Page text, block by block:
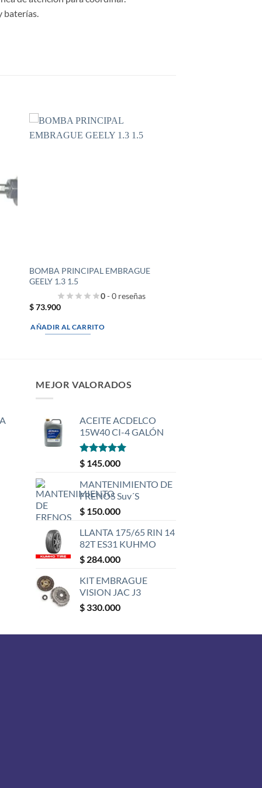
baterías.
BOMBA PRINCIPAL EMBRAGUE
GEELY 1.3 1.5
0- 0 reseñas
$73.900
AÑADIR AL CARRITO
MEJOR VALORADOS
ACEITE ACDELCO
15W40 CI-4 GALÓN
Valorado
con
$ 145.000
MANTENIMIENTO DE
FRENOS Suv´S
$ 150.000
LLANTA 175/65 RIN 14
82T ES31 KUHMO
$ 284.000
KIT EMBRAGUE
VISION JAC J3
$ 330.000